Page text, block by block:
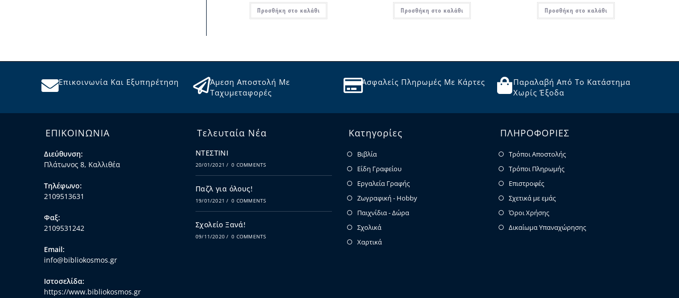
Προσθήκη στο καλάθι Προσθήκη στο καλάθι Προσθήκη στο καλάθι
Επικοινωνία Και Εξυπηρέτηση
Άμεση Αποστολή Με
Ταχυμεταφορές
Ασφαλείς Πληρωμές Με Κάρτες
Παραλαβή Από Το Κατάστημα
Χωρίς Έξοδα
ΕΠΙΚΟΙΝΩΝΙΑ
Διεύθυνση:
Πλάτωνος 8, Καλλιθέα
Τηλέφωνο:
2109513631
Φαξ:
2109531242
Email:
info@bibliokosmos.gr
Ιστοσελίδα:
https://www.bibliokosmos.gr
Τελευταία Νέα
ΝΤΕΣΤΙΝΙ
20/01/2021 / 0 COMMENTS
Παζλ για όλους!
19/01/2021 / 0 COMMENTS
Σχολείο Ξανά!
09/11/2020 / 0 COMMENTS
Κατηγορίες
Βιβλία
Είδη Γραφείου
Εργαλεία Γραφής
Ζωγραφική - Hobby
Παιχνίδια - Δώρα
Σχολικά
Χαρτικά
ΠΛΗΡΟΦΟΡΙΕΣ
Τρόποι Αποστολής
Τρόποι Πληρωμής
Επιστροφές
Σχετικά με εμάς
Όροι Χρήσης
Δικαίωμα Υπαναχώρησης